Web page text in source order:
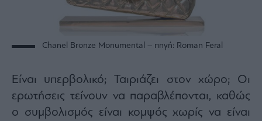
Chanel Bronze Monumental – πηγή: Roman Feral
Είναι υπερβολικό; Ταιριάζει στον χώρο; Οι
ερωτήσεις τείνουν να παραβλέπονται, καθώς
ο συμβολισμός είναι κομψός χωρίς να είναι